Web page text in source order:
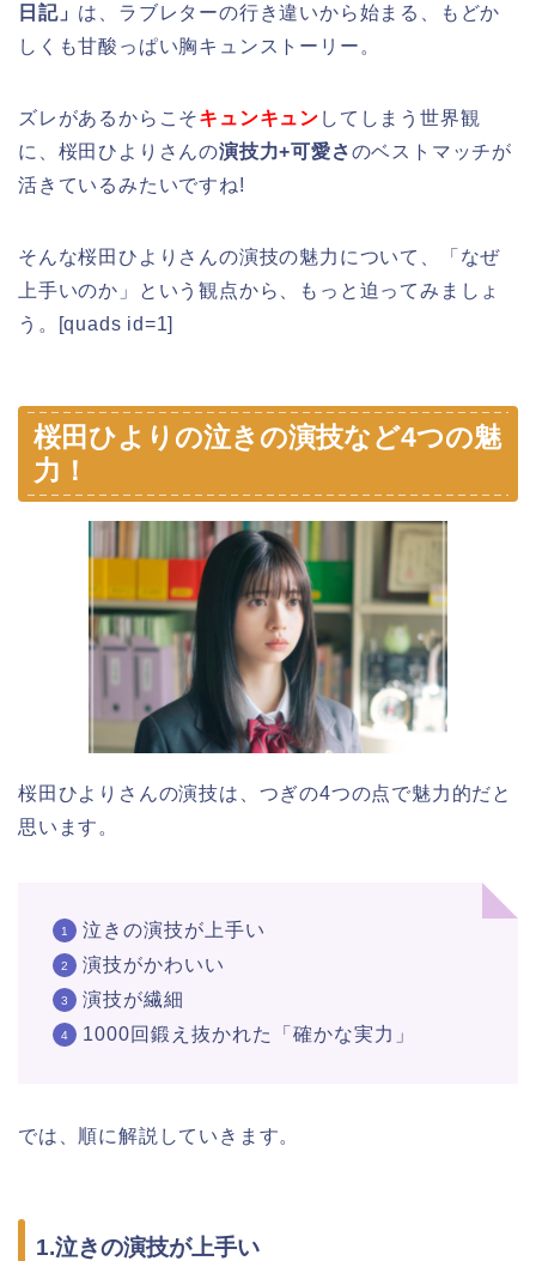
日記」 は、ラブレターの行き違いから始まる、もどか
しくも甘酸っぱい胸キュンストーリー。
ズレがあるからこそキュンキュン してしまう世界観
に、桜田ひよりさんの演技力+可愛さのベストマッチが
活きているみたいですね!
そんな桜田ひよりさんの演技の魅力について、「なぜ
上手いのか」という観点から、もっと迫ってみましょ
う。[quads id=1]
桜田ひよりの泣きの演技など4つの魅
力！
桜田ひよりさんの演技は、つぎの4つの点で魅力的だと
思います。
泣きの演技が上手い
演技がかわいい
演技が繊細
1000回鍛え抜かれた「確かな実力」
では、順に解説していきます。
1.泣きの演技が上手い